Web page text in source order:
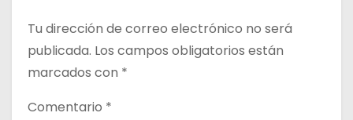
d
a
s
Tu dirección de correo electrónico no será
publicada. Los campos obligatorios están
marcados con *
Comentario *